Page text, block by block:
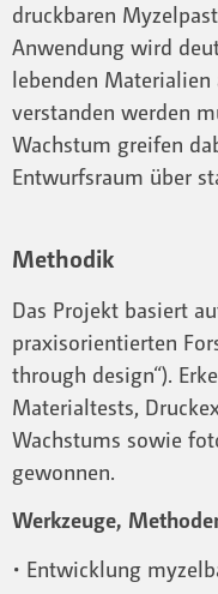
druckbaren
Anwendung wird
lebenden Materialien
verstanden werden
Wachstum greifen
Entwurfsraum über
Methodik
Das Projekt basiert
praxisorientierten
through design“).
Materialtests,
Wachstums sowie
gewonnen.
Werkzeuge,
• Entwicklung